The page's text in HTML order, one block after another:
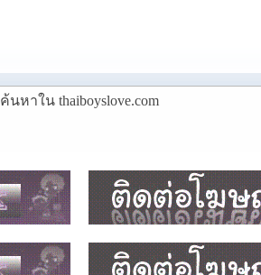
ค้นหาใน thaiboyslove.com